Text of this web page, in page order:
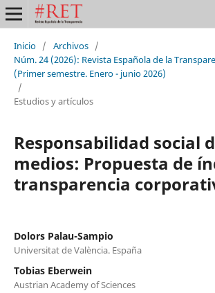
Inicio / Archivos /
Núm. 24 (2026): Revista Española de la
(Primer semestre. Enero - junio 2026)
/
Estudios y artículos
Responsabilidad social
medios: Propuesta de
transparencia
Dolors Palau-Sampio
Universitat de València. España
Tobias Eberwein
Austrian Academy of Sciences